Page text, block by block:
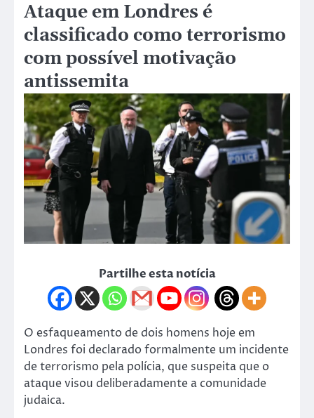
Ataque em Londres é
classificado como terrorismo
com possível motivação
antissemita
Partilhe esta notícia
O esfaqueamento de dois homens hoje em
Londres foi declarado formalmente um incidente
de terrorismo pela polícia, que suspeita que o
ataque visou deliberadamente a comunidade
judaica.